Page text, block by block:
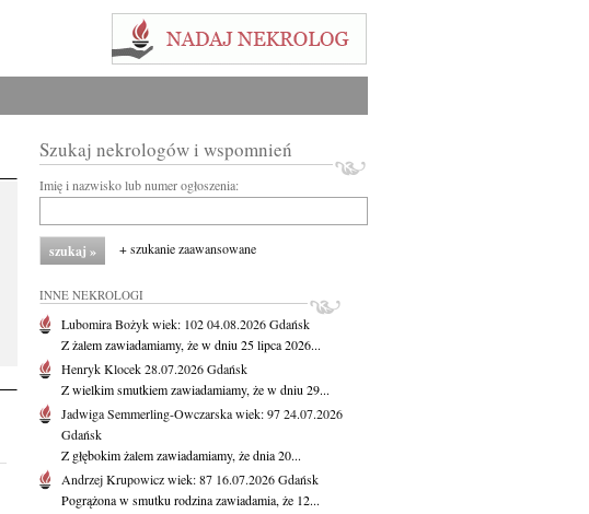
Szukaj nekrologów i wspomnień
Imię i nazwisko lub numer ogłoszenia:
+ szukanie zaawansowane
INNE NEKROLOGI
Lubomira Bożykwiek: 10204.08.2026Gdańsk
Z żalem zawiadamiamy, że w dniu 25 lipca 2026...
Henryk Klocek28.07.2026Gdańsk
Z wielkim smutkiem zawiadamiamy, że w dniu 29...
Jadwiga Semmerling-Owczarskawiek: 9724.07.2026
Gdańsk
Z głębokim żalem zawiadamiamy, że dnia 20...
Andrzej Krupowiczwiek: 87 16.07.2026Gdańsk
Pogrążona w smutku rodzina zawiadamia, że 12...